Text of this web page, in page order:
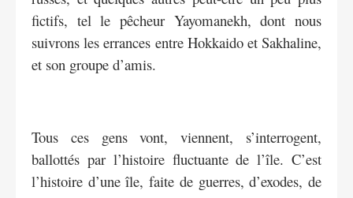
fictifs, tel le pêcheur Yayomanekh, dont nous
suivrons les errances entre Hokkaido et Sakhaline,
et son groupe d’amis.
Tous ces gens vont, viennent, s’interrogent,
ballottés par l’histoire fluctuante de l’île. C’est
l’histoire d’une île, faite de guerres, d’exodes, de